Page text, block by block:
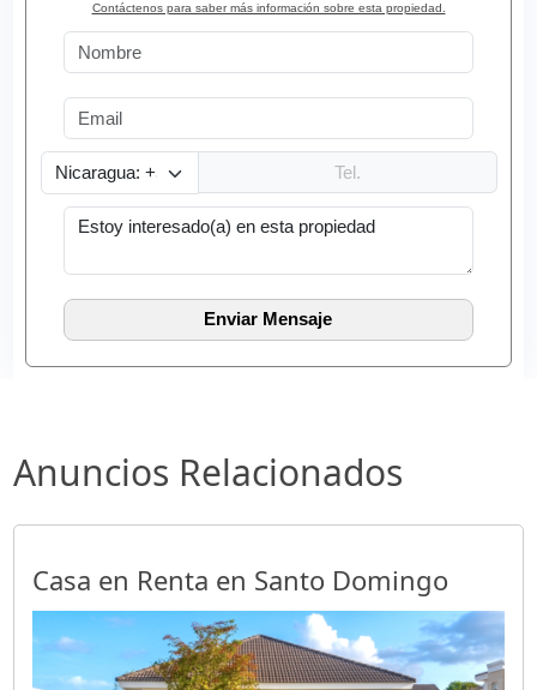
Contáctenos para saber más información sobre esta propiedad.
Anuncios Relacionados
Casa en Renta en Santo Domingo